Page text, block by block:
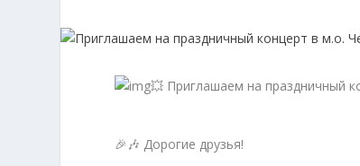
💥 Приглашаем на праздничный
🎉🎶 Дорогие друзья!